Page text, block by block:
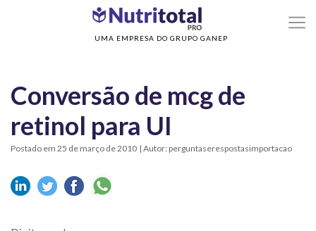
UMA EMPRESA DO GRUPO GANEP
Conversão de mcg de retinol para UI
Conversão de mcg de
retinol para UI
Postado em 25 de março de 2010 | Autor: perguntaserespostasimportacao